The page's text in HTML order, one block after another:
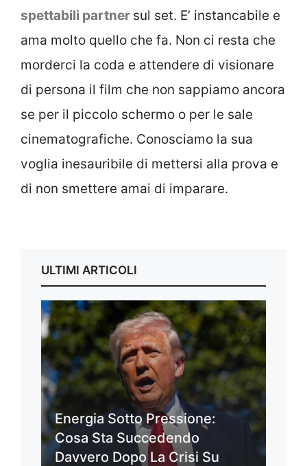
spettabili partner sul set. E’ instancabile e
ama molto quello che fa. Non ci resta che
morderci la coda e attendere di visionare
di persona il film che non sappiamo ancora
se per il piccolo schermo o per le sale
cinematografiche. Conosciamo la sua
voglia inesauribile di mettersi alla prova e
di non smettere amai di imparare.
ULTIMI ARTICOLI
Energia Sotto Pressione:
Cosa Sta Succedendo
Davvero Dopo La Crisi Su